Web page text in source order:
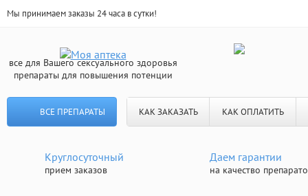
Мы принимаем заказы 24 часа в сутки!
все для Вашего сексуального здоровья
препараты для повышения потенции
ВСЕ ПРЕПАРАТЫ КАК ЗАКАЗАТЬ КАК ОПЛАТИТЬ
Круглосуточный
прием заказов
Даем гарантии
на качество